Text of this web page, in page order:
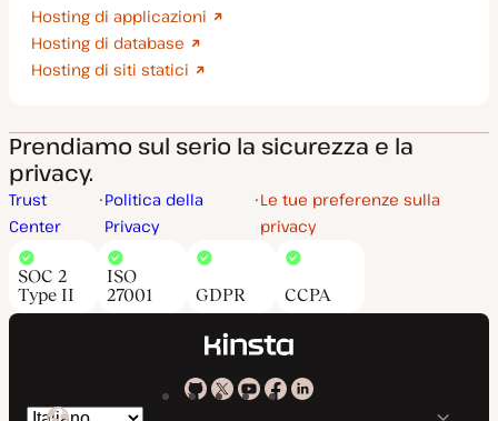
Hosting di applicazioni
Hosting di database
Hosting di siti statici
Prendiamo sul serio la sicurezza e la
privacy.
Trust
Center
Politica della
Privacy
Le tue preferenze sulla
privacy
SOC 2
Type II
ISO
27001
GDPR CCPA
KinstaKinstaKinsta
KinstaKinsta